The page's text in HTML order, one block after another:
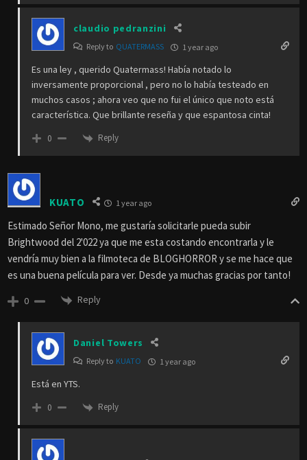
claudio pedranzini
Reply to QUATERMASS 1 year ago
Es una ley , querido Quatermass! Había notado lo
inversamente proporcional , pero no lo había testeado en
muchos casos ; ahora veo que no fui el único que noto está
característica. Que brillante reseña y que espantosa cinta!
0 Reply
KUATO 1 year ago
Estimado Señor Mono, me gustaría solicitarle pueda subir
Brightwood del 2'022 ya que me esta costando encontrarla y le
vendría muy bien a la filmoteca de BLOGHORROR y se me hace que
es una buena película para ver. Desde ya muchas gracias por tanto!
0 Reply
Daniel Towers
Reply to KUATO 1 year ago
Está en YTS.
0 Reply